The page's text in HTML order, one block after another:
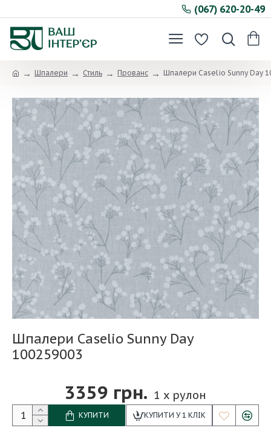
(067) 620-20-49
Шпалери Стиль Прованс Шпалери Caselio Sunny Day
Шпалери Caselio Sunny Day
100259003
3359 грн. 1 x рулон
КУПИТИ КУПИТИ У 1 КЛІК